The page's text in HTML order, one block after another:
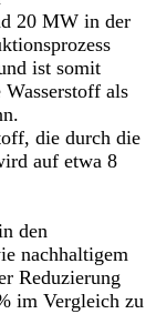
20 MW in der
ist somit
als
die durch die
auf etwa 8
den
nachhaltigem
Reduzierung
im Vergleich zu